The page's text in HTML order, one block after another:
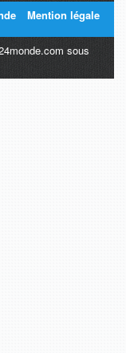
Mention légale
sous